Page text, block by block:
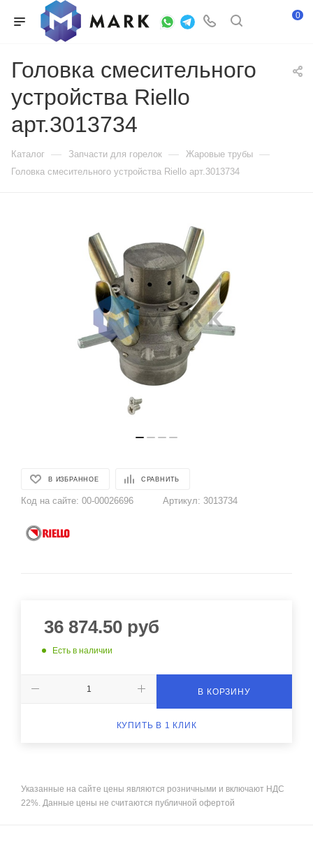
0
Головка смесительного
устройства Riello
арт.3013734
Каталог — Запчасти для горелок — Жаровые трубы —
Головка смесительного устройства Riello арт.3013734
В ИЗБРАННОЕ СРАВНИТЬ
Код на сайте: 00-00026696 Артикул: 3013734
36 874.50 руб
Есть в наличии
В КОРЗИНУ
КУПИТЬ В 1 КЛИК
Указанные на сайте цены являются розничными и включают НДС
22%. Данные цены не считаются публичной офертой